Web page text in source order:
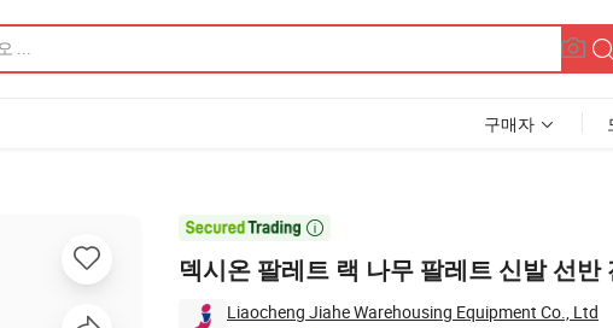
구매자

덱시온 팔레트 랙 나무 팔레트 신발 선반
Liaocheng Jiahe Warehousing Equipment Co., Ltd